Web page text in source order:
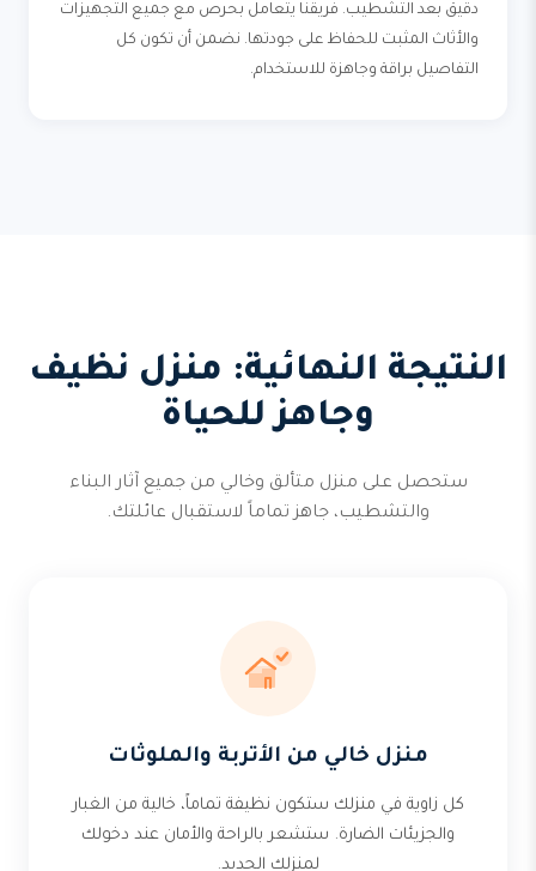
دقيق بعد التشطيب. فريقنا يتعامل بحرص مع جميع التجهيزات
والأثاث المثبت للحفاظ على جودتها. نضمن أن تكون كل
التفاصيل براقة وجاهزة للاستخدام.
النتيجة النهائية: منزل نظيف
وجاهز للحياة
ستحصل على منزل متألق وخالي من جميع آثار البناء
والتشطيب، جاهز تماماً لاستقبال عائلتك.
منزل خالي من الأتربة والملوثات
كل زاوية في منزلك ستكون نظيفة تماماً، خالية من الغبار
والجزيئات الضارة. ستشعر بالراحة والأمان عند دخولك
لمنزلك الجديد.